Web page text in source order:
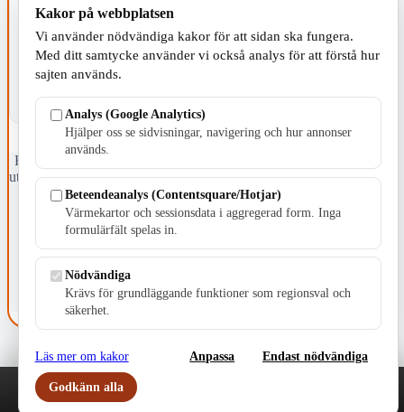
KOMMUNEN
Fristående webbtidningsföretag grundat 1991 som sedan 2002 ger
ut tidningen Skillingaryd.nu och 2010 lanserades Värnamo.nu. Från
april 2026 omfattar Skillingaryd.nu tre kommuner: Gnosjö,
Värnamo och Vaggeryds kommun.
E-post: redaktionen@skillingaryd.nu
Postadress: Gisslaköp 1, 568 92 Skillingaryd
Kakinställningar
Kakor på webbplatsen
Vi använder nödvändiga kakor för att sidan ska fungera.
Med ditt samtycke använder vi också analys för att förstå hur
sajten används.
Analys (Google Analytics)
Hjälper oss se sidvisningar, navigering och hur annonser
används.
Beteendeanalys (Contentsquare/Hotjar)
Värmekartor och sessionsdata i aggregerad form. Inga
formulärfält spelas in.
Nödvändiga
Krävs för grundläggande funktioner som regionsval och
säkerhet.
Läs mer om kakor Anpassa Endast nödvändiga
Godkänn alla